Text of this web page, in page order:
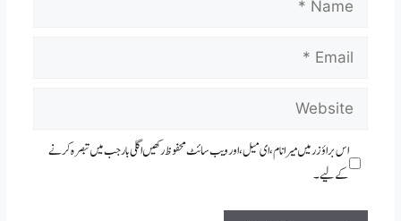
Email
Website
اس براؤزر میں میرا نام، ای میل، اور ویب سائٹ محفوظ رکھیں اگلی بار جب میں تبصرہ کرنے
کےلیے۔